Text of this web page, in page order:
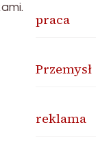
praca
Przemysł
reklama